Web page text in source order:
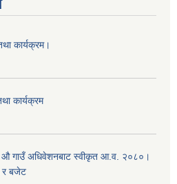
कार्यक्रम।
कार्यक्रम
औ गाउँ अधिवेशनबाट स्वीकृत आ.व. २०८०।
र बजेट